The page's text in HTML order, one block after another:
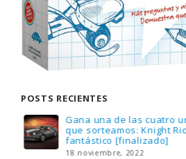
POSTS RECIENTES
Gana una de las cuatro
que sorteamos: Knight
fantástico [finalizado]
18 noviembre, 2022